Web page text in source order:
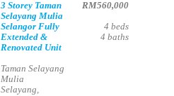
3 Storey Taman
Selayang Mulia
Selangor Fully
Extended &
Renovated Unit
Taman Selayang
Mulia
Selayang,
RM560,000
4 beds
4 baths